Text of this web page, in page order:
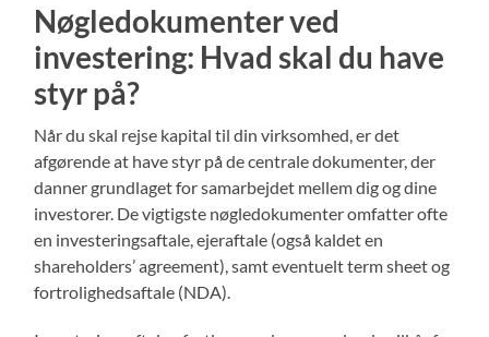
Nøgledokumenter ved
investering: Hvad skal du have
styr på?
Når du skal rejse kapital til din virksomhed, er det
afgørende at have styr på de centrale dokumenter, der
danner grundlaget for samarbejdet mellem dig og dine
investorer. De vigtigste nøgledokumenter omfatter ofte
en investeringsaftale, ejeraftale (også kaldet en
shareholders’ agreement), samt eventuelt term sheet og
fortrolighedsaftale (NDA).